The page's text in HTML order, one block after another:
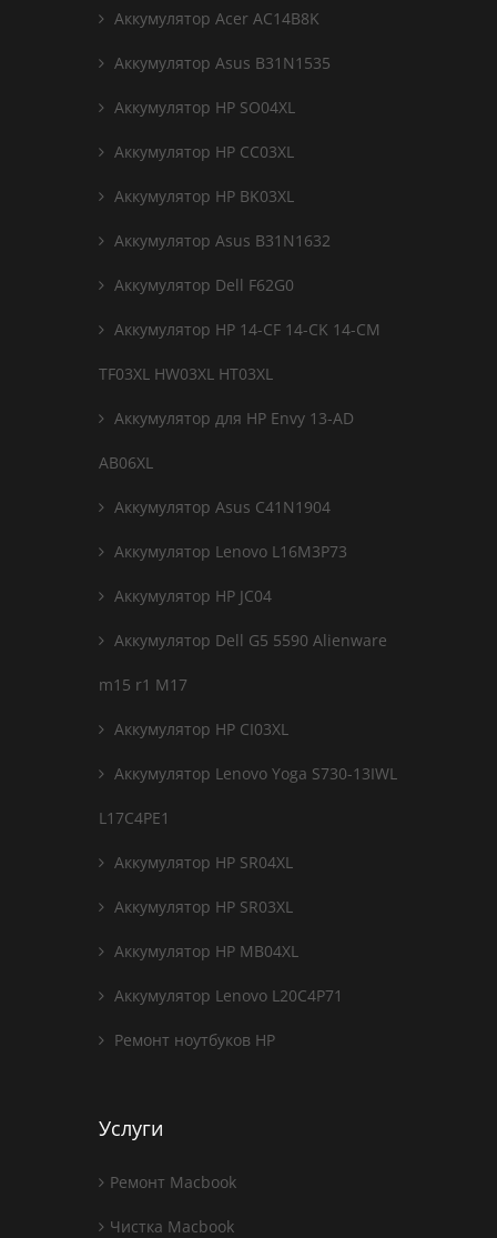
Аккумулятор Acer AC14B8K
Аккумулятор Asus B31N1535
Аккумулятор HP SO04XL
Аккумулятор HP CC03XL
Аккумулятор HP BK03XL
Аккумулятор Asus B31N1632
Аккумулятор Dell F62G0
Аккумулятор HP 14-CF 14-CK 14-CM
TF03XL HW03XL HT03XL
Аккумулятор для HP Envy 13-AD
AB06XL
Аккумулятор Asus C41N1904
Аккумулятор Lenovo L16M3P73
Аккумулятор HP JC04
Аккумулятор Dell G5 5590 Alienware
m15 r1 M17
Аккумулятор HP CI03XL
Аккумулятор Lenovo Yoga S730-13IWL
L17C4PE1
Аккумулятор HP SR04XL
Аккумулятор HP SR03XL
Аккумулятор HP MB04XL
Аккумулятор Lenovo L20C4P71
Ремонт ноутбуков HP
Услуги
Ремонт Macbook
Чистка Macbook